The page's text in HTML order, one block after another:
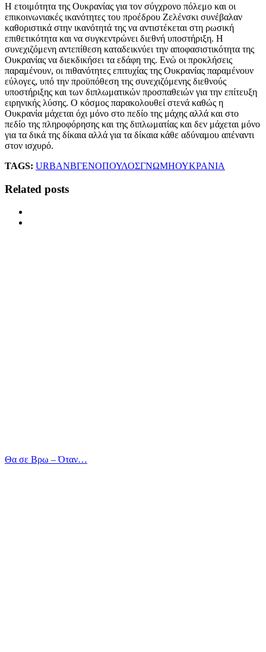
Η ετοιμότητα της Ουκρανίας για τον σύγχρονο πόλεμο και οι
επικοινωνιακές ικανότητες του προέδρου Ζελένσκι συνέβαλαν
καθοριστικά στην ικανότητά της να αντιστέκεται στη ρωσική
επιθετικότητα και να συγκεντρώνει διεθνή υποστήριξη. Η
συνεχιζόμενη αντεπίθεση καταδεικνύει την αποφασιστικότητα της
Ουκρανίας να διεκδικήσει τα εδάφη της. Ενώ οι προκλήσεις
παραμένουν, οι πιθανότητες επιτυχίας της Ουκρανίας παραμένουν
εύλογες, υπό την προϋπόθεση της συνεχιζόμενης διεθνούς
υποστήριξης και των διπλωματικών προσπαθειών για την επίτευξη
ειρηνικής λύσης. Ο κόσμος παρακολουθεί στενά καθώς η
Ουκρανία μάχεται όχι μόνο στο πεδίο της μάχης αλλά και στο
πεδίο της πληροφόρησης και της διπλωματίας και δεν μάχεται μόνο
για τα δικά της δίκαια αλλά για τα δίκαια κάθε αδύναμου απέναντι
στον ισχυρό.
TAGS: URBANΒΓΕΝΟΠΟΥΛΟΣΓΝΩΜΗΟΥΚΡΑΝΙΑ
Related posts
Θα σε Βρω – Όταν…